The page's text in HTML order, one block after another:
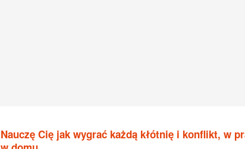
Nauczę Cię jak wygrać każdą kłótnię i konflikt, w